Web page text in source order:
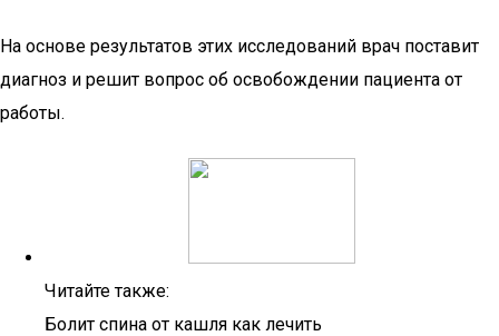
На основе результатов этих исследований врач поставит
диагноз и решит вопрос об освобождении пациента от
работы.
Читайте также:
Болит спина от кашля как лечить